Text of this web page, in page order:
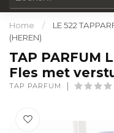
Home /
LE 522
(HEREN)
TAP PARFUM
Fles met
TAP PARFUM